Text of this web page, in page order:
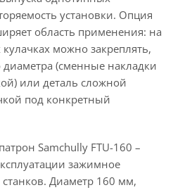
установки. Опция
область применения: на
можно закреплять,
(сменные накладки
или деталь сложной
под конкретный
Samchully FTU-160 –
зажимное
Диаметр 160 мм,